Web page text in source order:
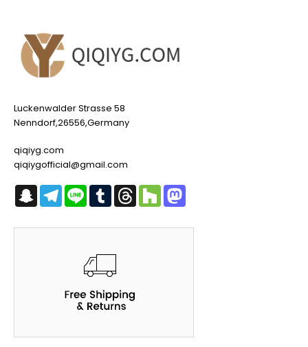
Luckenwalder Strasse 58
Nenndorf,26556,Germany
qiqiyg.com
qiqiygofficial@gmail.com
SnapchatTelegram
Line TumblrThreadsHouzz